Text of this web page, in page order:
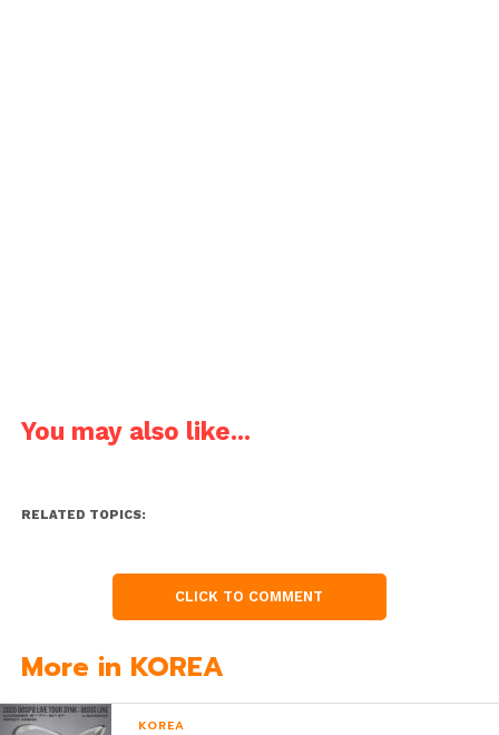
You may also like...
RELATED TOPICS:
CLICK TO COMMENT
More in KOREA
KOREA